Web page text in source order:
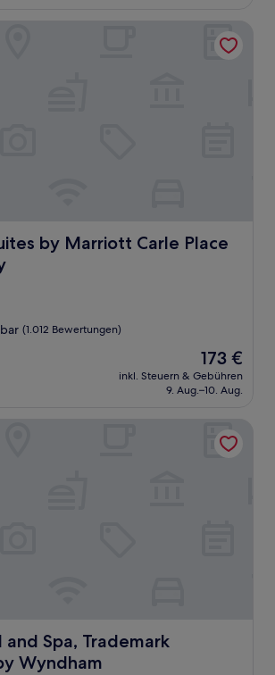
by Marriott Carle Place
by Marriott Carle Place Garden City
(1.012 Bewertungen)
Der
Preis
beträgt
173 €
inkl. Steuern & Gebühren
9. Aug.–10. Aug.
by Marriott Carle Place Garden City
Spa, Trademark
Wyndham
Spa, Trademark Collection by Wyndham
Spa, Trademark Collection by Wyndham